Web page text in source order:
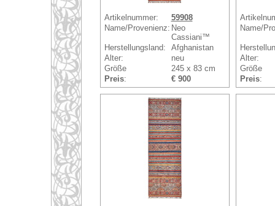
Artikelnummer:
59908
Name/Provenienz: Neo
Cassiani™
Herstellungsland:
Afghanistan
Alter:
neu
Größe
245 x 83 cm
Preis: € 900
Name/
Alter:
Größe
Preis: